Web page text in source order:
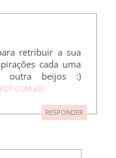
retribuir a sua
cada uma
outra beijos :)
RESPONDER